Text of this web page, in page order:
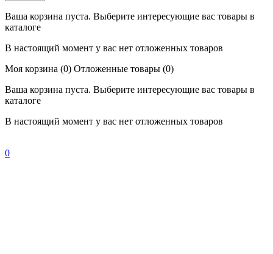
Ваша корзина пуста. Выберите интересующие вас товары в
каталоге
В настоящий момент у вас нет отложенных товаров
Моя корзина (0) Отложенные товары (0)
Ваша корзина пуста. Выберите интересующие вас товары в
каталоге
В настоящий момент у вас нет отложенных товаров
0